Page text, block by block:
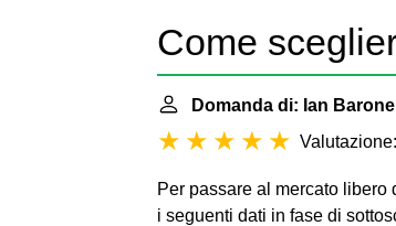
Come
Domanda di: Ian Barone
Per passare al mercato
i seguenti dati in fase di